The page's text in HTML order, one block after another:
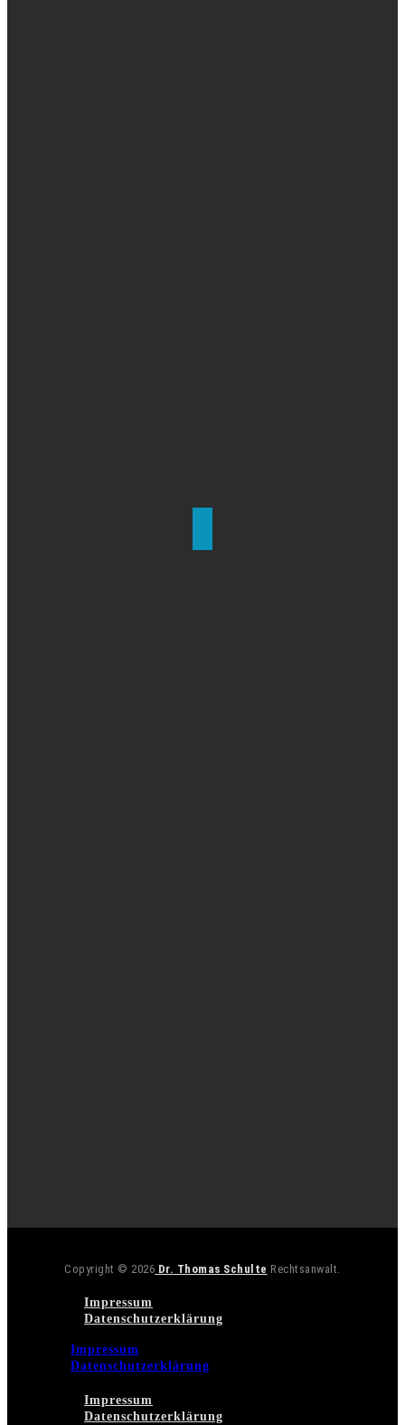
Copyright © 2026 Dr. Thomas Schulte Rechtsanwalt.
Impressum
Datenschutzerklärung
Impressum
Datenschutzerklärung
Impressum
Datenschutzerklärung